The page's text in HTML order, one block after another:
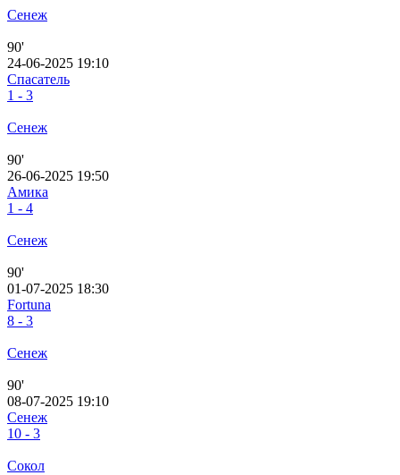
Сенеж
90'
24-06-2025 19:10
Спасатель
1 - 3
Сенеж
90'
26-06-2025 19:50
Амика
1 - 4
Сенеж
90'
01-07-2025 18:30
Fortuna
8 - 3
Сенеж
90'
08-07-2025 19:10
Сенеж
10 - 3
Сокол